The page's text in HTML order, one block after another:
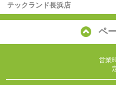
テックランド長浜店
ペ
営業